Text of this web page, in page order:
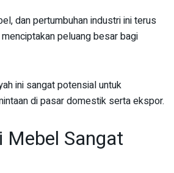
dan pertumbuhan industri ini terus
peluang besar bagi
ini sangat potensial untuk
di pasar domestik serta ekspor.
Sangat